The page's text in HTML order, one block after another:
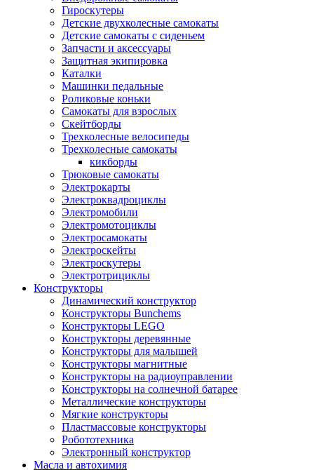
Гироскутеры
Детские двухколесные самокаты
Детские самокаты с сиденьем
Запчасти и аксессуары
Защитная экипировка
Каталки
Машинки педальные
Роликовые коньки
Самокаты для взрослых
Скейтборды
Трехколесные велосипеды
Трехколесные самокаты
кикборды
Трюковые самокаты
Электрокарты
Электроквадроциклы
Электромобили
Электромотоциклы
Электросамокаты
Электроскейты
Электроскутеры
Электротрициклы
Конструкторы
Динамический конструктор
Конструкторы Bunchems
Конструкторы LEGO
Конструкторы деревянные
Конструкторы для малышей
Конструкторы магнитные
Конструкторы на радиоуправлении
Конструкторы на солнечной батарее
Металлические конструкторы
Мягкие конструкторы
Пластмассовые конструкторы
Робототехника
Электронный конструктор
Масла и автохимия